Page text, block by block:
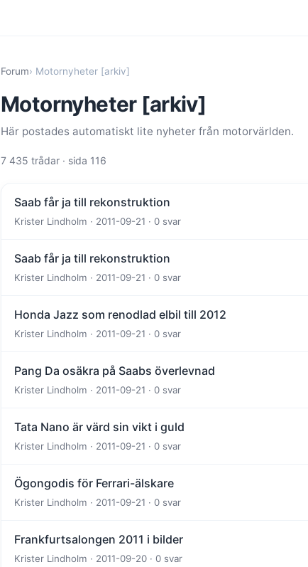
Forum› Motornyheter [arkiv]
Motornyheter [arkiv]
Här postades automatiskt lite nyheter från motorvärlden.
7 435 trådar · sida 116
Saab får ja till rekonstruktion
Krister Lindholm · 2011-09-21 · 0 svar
Saab får ja till rekonstruktion
Krister Lindholm · 2011-09-21 · 0 svar
Honda Jazz som renodlad elbil till 2012
Krister Lindholm · 2011-09-21 · 0 svar
Pang Da osäkra på Saabs överlevnad
Krister Lindholm · 2011-09-21 · 0 svar
Tata Nano är värd sin vikt i guld
Krister Lindholm · 2011-09-21 · 0 svar
Ögongodis för Ferrari-älskare
Krister Lindholm · 2011-09-21 · 0 svar
Frankfurtsalongen 2011 i bilder
Krister Lindholm · 2011-09-20 · 0 svar